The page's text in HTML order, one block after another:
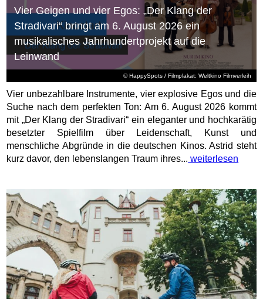
© HappySpots / Filmplakat: Weltkino Filmverleih
Vier Geigen und vier Egos: „Der Klang der
Stradivari“ bringt am 6. August 2026 ein
musikalisches Jahrhundertprojekt auf die
Leinwand
Vier unbezahlbare Instrumente, vier explosive Egos und die
Suche nach dem perfekten Ton: Am 6. August 2026 kommt
mit „Der Klang der Stradivari“ ein eleganter und hochkarätig
besetzter Spielfilm über Leidenschaft, Kunst und
menschliche Abgründe in die deutschen Kinos. Astrid steht
kurz davor, den lebenslangen Traum ihres... weiterlesen